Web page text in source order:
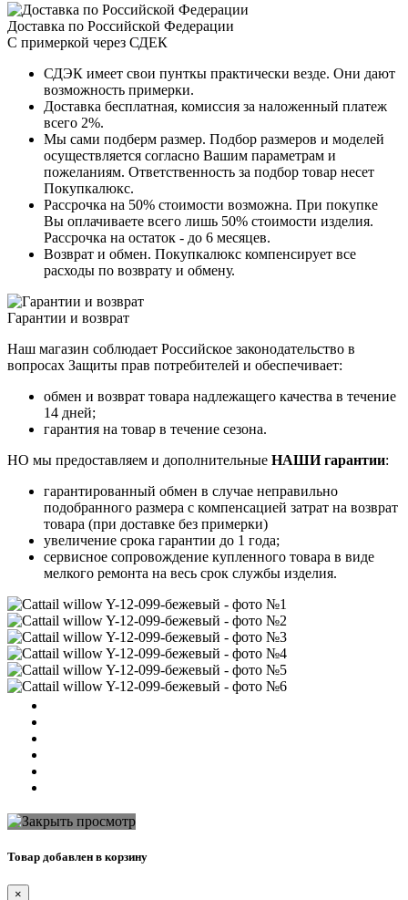
Доставка по Российской Федерации
С примеркой через СДЕК
СДЭК имеет свои пунткы практически везде. Они дают
возможность примерки.
Доставка бесплатная, комиссия за наложенный платеж
всего 2%.
Мы сами подберм размер. Подбор размеров и моделей
осуществляется согласно Вашим параметрам и
пожеланиям. Ответственность за подбор товар несет
Покупкалюкс.
Рассрочка на 50% стоимости возможна. При покупке
Вы оплачиваете всего лишь 50% стоимости изделия.
Рассрочка на остаток - до 6 месяцев.
Возврат и обмен. Покупкалюкс компенсирует все
расходы по возврату и обмену.
Гарантии и возврат
Наш магазин соблюдает Российское законодательство в
вопросах Защиты прав потребителей и обеспечивает:
обмен и возврат товара надлежащего качества в течение
14 дней;
гарантия на товар в течение сезона.
НО мы предоставляем и дополнительные НАШИ гарантии:
гарантированный обмен в случае неправильно
подобранного размера с компенсацией затрат на возврат
товара (при доставке без примерки)
увеличение срока гарантии до 1 года;
сервисное сопровождение купленного товара в виде
мелкого ремонта на весь срок службы изделия.
Товар добавлен в корзину
×